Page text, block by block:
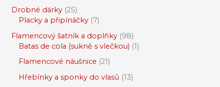
Drobné dárky 25
Placky a připínáčky 7
Flamencový šatník a doplňky 98
Batas de cola (sukně s vlečkou) 1
Flamencové náušnice 21
Hřebínky a sponky do vlasů 13